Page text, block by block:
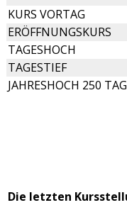
KURS VORTAG
ERÖFFNUNGSKURS
TAGESHOCH
TAGESTIEF
JAHRESHOCH 250
Die letzten